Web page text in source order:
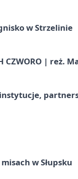
w Strzelinie
CZWORO | reż.
w Słupsku